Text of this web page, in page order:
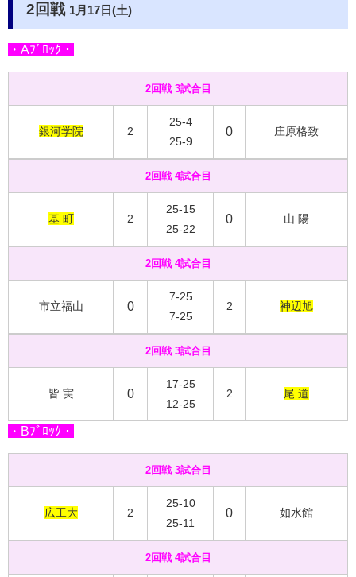
2回戦 1月17日(土)
・Aﾌﾞﾛｯｸ・
2回戦 3試合目
銀河学院 2
25-4
25-9
0 庄原格致
2回戦 4試合目
基 町 2
25-15
25-22
0 山 陽
2回戦 4試合目
市立福山 0
7-25
7-25
2 神辺旭
2回戦 3試合目
皆 実 0
17-25
12-25
2 尾 道
・Bﾌﾞﾛｯｸ・
2回戦 3試合目
広工大 2
25-10
25-11
0 如水館
2回戦 4試合目